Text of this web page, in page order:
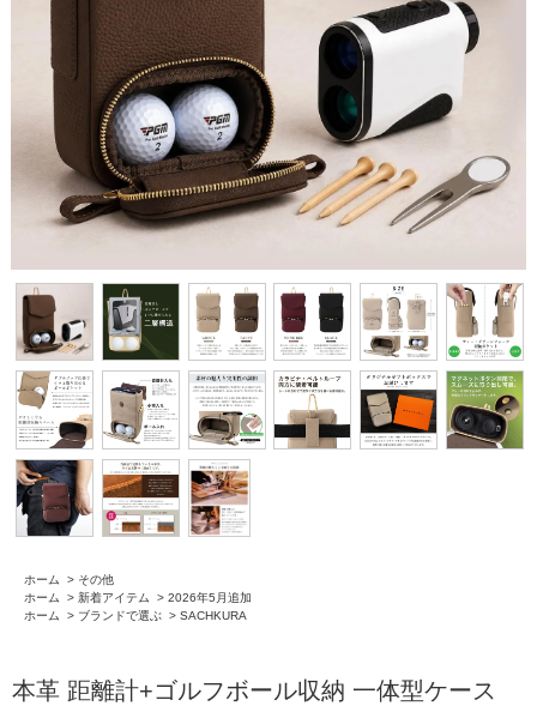
ホーム > その他
ホーム
> 新着アイテム > 2026年5月追加
ホーム
> ブランドで選ぶ > SACHKURA
本革 距離計+ゴルフボール収納 一体型ケース